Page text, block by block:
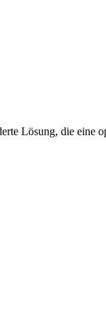
Lösung, die eine